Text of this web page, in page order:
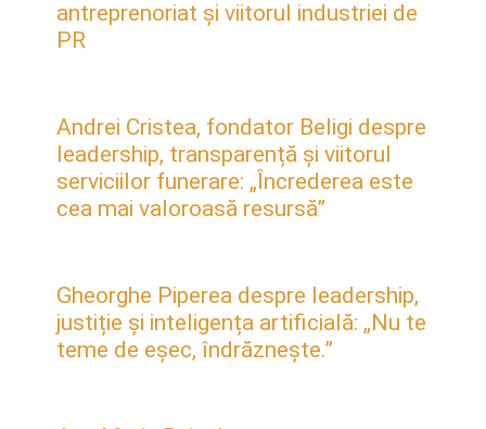
antreprenoriat și viitorul industriei de
PR
Andrei Cristea, fondator Beligi despre
leadership, transparență și viitorul
serviciilor funerare: „Încrederea este
cea mai valoroasă resursă”
Gheorghe Piperea despre leadership,
justiție și inteligența artificială: „Nu te
teme de eșec, îndrăznește.”